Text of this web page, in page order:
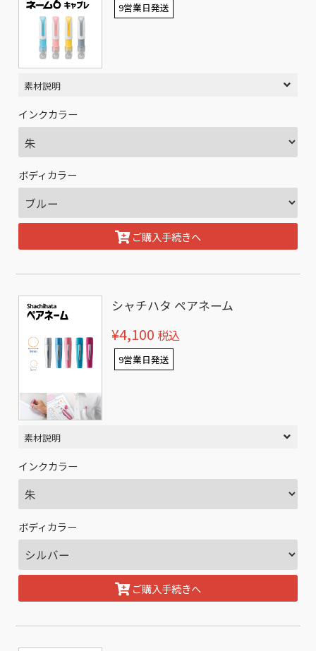
9営業日発送
素材説明
インクカラー
ボディカラー
ご購入手続きへ
シャチハタ ペアネーム
¥4,100 税込
9営業日発送
素材説明
インクカラー
ボディカラー
ご購入手続きへ